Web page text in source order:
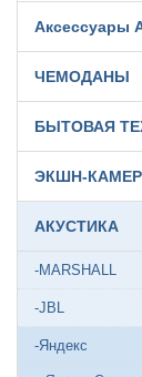
Аксессуары
ЧЕМОДАНЫ
БЫТОВАЯ
ЭКШН-
АКУСТИКА
-MARSHALL
-JBL
-Яндекс